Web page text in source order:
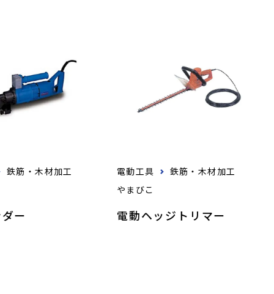
鉄筋・木材加工
ー
電動工具
鉄筋・木材加工
やまびこ
電動ヘッジトリマー